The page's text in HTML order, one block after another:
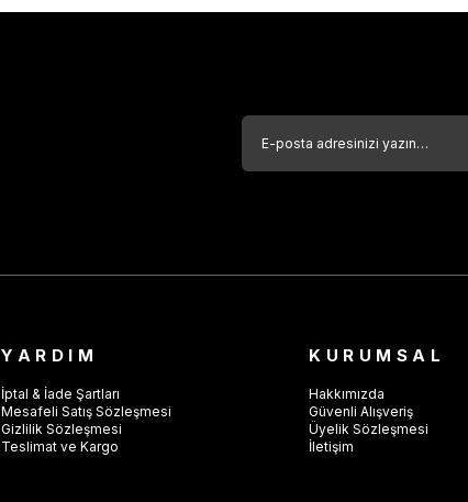
YARDIM
İptal & İade Şartları
Mesafeli Satış Sözleşmesi
Gizlilik Sözleşmesi
Teslimat ve Kargo
KURUMSAL
Hakkımızda
Güvenli Alışveriş
Üyelik Sözleşmesi
İletişim